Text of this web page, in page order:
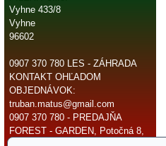
Vyhne 433/8
Vyhne
96602
0907 370 780 LES - ZÁHRADA
KONTAKT OHĽADOM
OBJEDNÁVOK:
truban.matus@gmail.com
0907 370 780 - PREDAJŇA
FOREST - GARDEN, Potočná 8,